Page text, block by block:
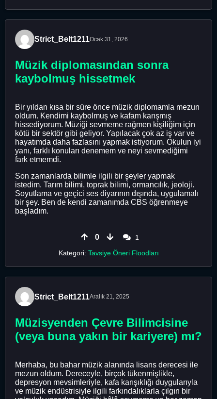
Strict_Belt1211Ocak 31, 2026
Müzik diplomasından sonra
kaybolmuş hissetmek
Bir yıldan kısa bir süre önce müzik diplomamla mezun
oldum. Kendimi kaybolmuş ve kafam karışmış
hissediyorum. Müziği sevmeme rağmen kişiliğim için
kötü bir sektör gibi geliyor. Yapılacak çok az iş var ve
hayatımda daha fazlasını yapmak istiyorum. Okulun iyi
yanı, farklı konuları denemem ve neyi sevmediğimi
fark etmemdi.
Son zamanlarda bilimle ilgili bir şeyler yapmak
istedim. Tarım bilimi, toprak bilimi, ormancılık, jeoloji.
Soyutlama ve geçici ses diyarının dışında, uygulamalı
bir şey. Ben de kendi zamanımda CBS öğrenmeye
başladım.
0
1
Kategori: Tavsiye Öneri Floodları
Strict_Belt1211Aralık 21, 2025
Müzisyenden Çevre Bilimcisine
(veya buna yakın bir kariyere) mı?
Merhaba, bu bahar müzik alanında lisans derecesi ile
mezun oldum. Dereceyle, birçok tükenmişlikle,
depresyon mevsimleriyle, kafa karışıklığı duygularıyla
ve müzik endüstrisiyle ilgili farkındalıklarla çılgın bir